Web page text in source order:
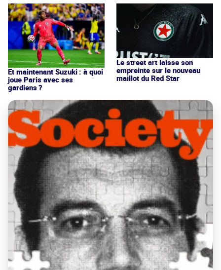
Et maintenant Suzuki : à quoi
joue Paris avec ses
gardiens ?
Le street art laisse son
empreinte sur le nouveau
maillot du Red Star